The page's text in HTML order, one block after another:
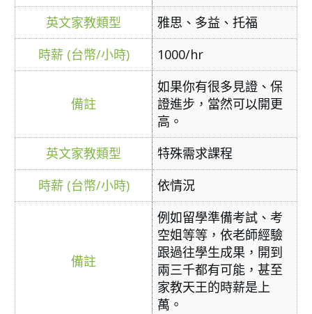
雅思、多益、托福
1000/hr
如果你有很多見證、保
證進步，當然可以開更
高。
特殊需求課程
依情況
例如留學準備考試、考
空姐等等，依老師經驗
跟過往學生成果，開到
兩三千都有可能，甚至
家教天王的時薪是上
萬。